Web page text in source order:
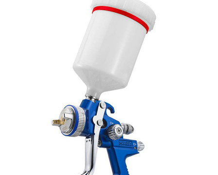
аудиоусилителей
авто акустики, автомобильной акустики
авто мониторов
автохолодильников
автокондиционера
автоматики для генераторов
автоматики управления
автоматики вентустановок
автомобильных телевизоров
автотрансформаторов
бактерицидной лампы
беговых дорожек
бензобуров
бензогенераторов
бензоножниц